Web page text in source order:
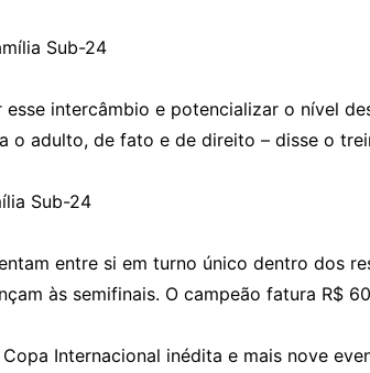
Sub-24
intercâmbio e potencializar o nível
o adulto, de fato e de direito – disse o
Sub-24
entre si em turno único dentro dos
às semifinais. O campeão fatura R$
Internacional inédita e mais nove